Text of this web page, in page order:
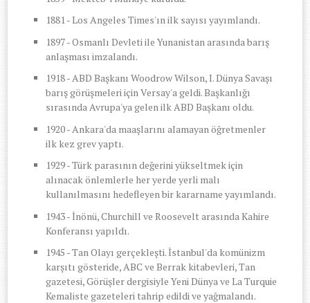
1881 - Los Angeles Times'ın ilk sayısı yayımlandı.
1897 - Osmanlı Devleti ile Yunanistan arasında barış
anlaşması imzalandı.
1918 - ABD Başkanı Woodrow Wilson, I. Dünya Savaşı
barış görüşmeleri için Versay'a geldi. Başkanlığı
sırasında Avrupa'ya gelen ilk ABD Başkanı oldu.
1920 - Ankara'da maaşlarını alamayan öğretmenler
ilk kez grev yaptı.
1929 - Türk parasının değerini yükseltmek için
alınacak önlemlerle her yerde yerli malı
kullanılmasını hedefleyen bir kararname yayımlandı.
1943 - İnönü, Churchill ve Roosevelt arasında Kahire
Konferansı yapıldı.
1945 - Tan Olayı gerçekleşti. İstanbul'da komünizm
karşıtı gösteride, ABC ve Berrak kitabevleri, Tan
gazetesi, Görüşler dergisiyle Yeni Dünya ve La Turquie
Kemaliste gazeteleri tahrip edildi ve yağmalandı.